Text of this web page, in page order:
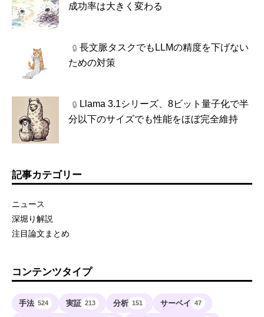
成功率は大きく変わる
🔒長文脈タスクでもLLMの精度を下げない
ための対策
🔒Llama 3.1シリーズ、8ビット量子化で半
分以下のサイズでも性能をほぼ完全維持
記事カテゴリー
ニュース
深堀り解説
注目論文まとめ
コンテンツタイプ
手法 524 実証 213 分析 151 サーベイ 47